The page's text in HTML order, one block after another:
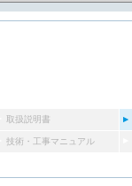
取扱説明書
技術・工事マニュアル